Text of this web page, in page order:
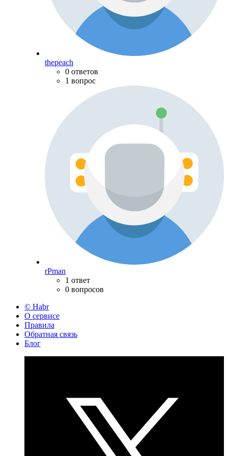
thepeach
0 ответов
1 вопрос
rPman
1 ответ
0 вопросов
© Habr
О сервисе
Правила
Обратная связь
Блог